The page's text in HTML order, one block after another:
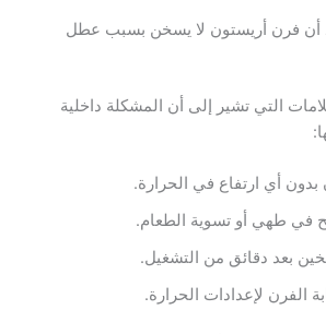
أن فرن أريستون لا يسخن بسبب عطل
التي تشير إلى أن المشكلة داخلية
أي ارتفاع في الحرارة.
طهي أو تسوية الطعام.
بعد دقائق من التشغيل.
الفرن لإعدادات الحرارة.